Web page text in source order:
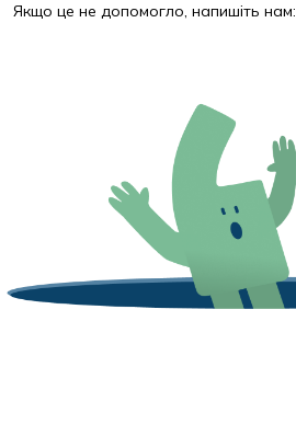
Якщо це не допомогло, напишіть нам: